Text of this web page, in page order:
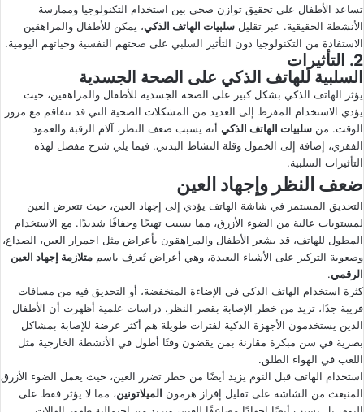
تساعد الأطفال على تحقيق توازن صحي بين استخدام التكنولوجيا وممارسة
الأنشطة الحقيقية. عبر تقليل سلبيات الهاتف الذكي، يمكن للأطفال والمراهقين
الاستفادة من التكنولوجيا دون التأثير السلبي على صحتهم النفسية وحياتهم اليومية.
2. التأثيرات
السلبية للهاتف الذكي على الصحة الجسدية
يؤثر الهاتف الذكي بشكل كبير على الصحة الجسدية للأطفال والمراهقين، حيث
يؤدي الاستخدام المفرط إلى العديد من المشكلات الصحية التي قد تتفاقم مع مرور
الوقت. من سلبيات الهاتف الذكي أنه يسبب ضعف النظر، آلام الرقبة والعمود
الفقري، إضافة إلى الخمول وقلة النشاط البدني. فيما يلي شرح مفصل لهذه
التأثيرات السلبية.
ضعف النظر وإجهاد العين
التحديق المستمر في شاشة الهاتف يؤدي إلى إجهاد العين، حيث تتعرض العين
لمستويات عالية من الضوء الأزرق، مما يسبب تهيجًا وجفافًا شديدًا. مع الاستخدام
المطول للهاتف، قد يشعر الأطفال والمراهقون بأعراض مثل احمرار العين، الصداع،
وصعوبة التركيز على الأشياء البعيدة، وهي أعراض تُعرف باسم متلازمة إجهاد العين
الرقمي.
كثرة استخدام الهاتف الذكي في الإضاءة المنخفضة، أو التحديق فيه من مسافات
قريبة جدًا، تزيد من خطر الإصابة بقصر النظر. دراسات علمية أظهرت أن الأطفال
الذين يستخدمون الأجهزة الذكية لفترات طويلة هم أكثر عرضة للإصابة بمشاكل
بصرية في سن مبكرة مقارنة بمن يقضون وقتًا أطول في الأنشطة الخارجية مثل
اللعب في الهواء الطلق.
استخدام الهاتف قبل النوم يزيد أيضًا من خطر تضرر العين، حيث يعمل الضوء الأزرق
المنبعث من الشاشة على تقليل إفراز هرمون الميلاتونين، مما لا يؤثر فقط على